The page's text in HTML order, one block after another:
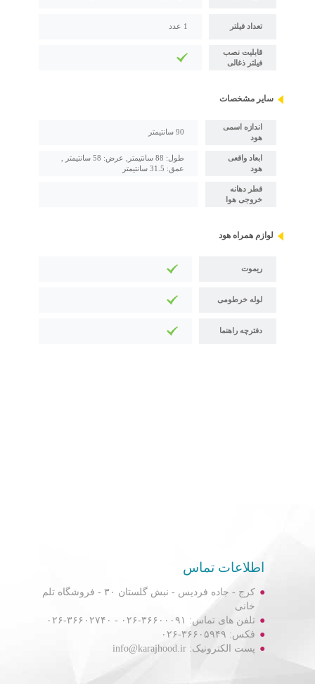
تعداد فیلتر 1 عدد
قابلیت نصب
فیلتر ذغالی
سایر مشخصات
اندازه اسمی
هود
90 سانتیمتر
ابعاد واقعی
هود
طول: 88 سانتیمتر, عرض: 58 سانتیمتر ,
عمق: 31.5 سانتیمتر
قطر دهانه
خروجی هوا
لوازم همراه هود
ریموت
لوله خرطومی
دفترچه راهنما
اطلاعات تماس
کرج - جاده فردیس - نبش گلستان ۳۰ - فروشگاه تلم
خانی
تلفن های تماس: ۳۶۶۰۰۰۹۱-۰۲۶ - ۳۶۶۰۲۷۴۰-۰۲۶
فکس: ۳۶۶۰۵۹۴۹-۰۲۶
پست الکترونیک: info@karajhood.ir